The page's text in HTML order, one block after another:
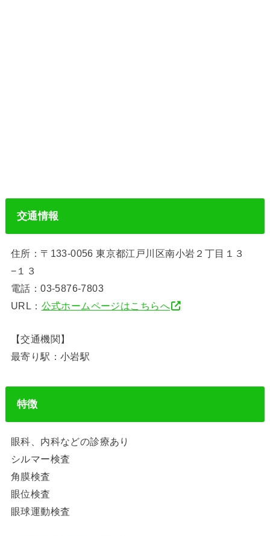
交通情報
住所：〒133-0056 東京都江戸川区南小岩２丁目１３
−１３
電話：03-5876-7803
URL： 公式ホームページはこちらへ
【交通機関】
最寄り駅：小岩駅
特徴
眼科、内科などの診療あり
シルマー検査
角膜検査
眼位検査
眼球運動検査